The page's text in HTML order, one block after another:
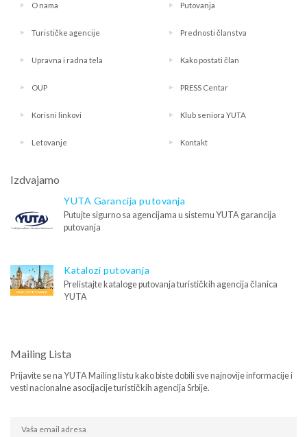
O nama Putovanja
Turističke agencije Prednosti članstva
Upravna i radna tela Kako postati član
OUP PRESS Centar
Korisni linkovi Klub seniora YUTA
Letovanje Kontakt
Izdvajamo
YUTA Garancija putovanja
Putujte sigurno sa agencijama u sistemu YUTA garancija
putovanja
Katalozi putovanja
Prelistajte kataloge putovanja turističkih agencija članica
YUTA
Mailing Lista
Prijavite se na YUTA Mailing listu kako biste dobili sve najnovije informacije i
vesti nacionalne asocijacije turističkih agencija Srbije.